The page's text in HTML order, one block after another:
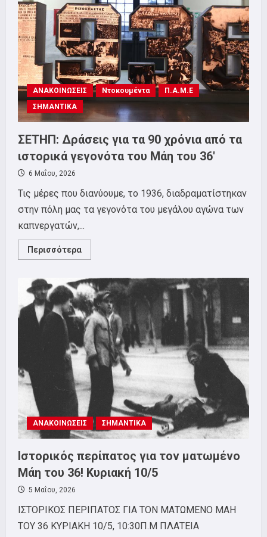
Νατοϊκό
Στρατηγείο
στο
Γ’
Σώμα
Στρατού
και
πορεία
στους
δρόμους
της
πόλης.
ΑΝΑΚΟΙΝΩΣΕΙΣ Ντοκουμέντα
Π.Α.Μ.Ε
ΣΗΜΑΝΤΙΚΑ
ΣΕΤΗΠ: Δράσεις για τα 90 χρόνια από τα
ιστορικά γεγονότα του Μάη του 36′
6 Μαΐου, 2026
Τις μέρες που διανύουμε, το 1936, διαδραματίστηκαν
στην πόλη μας τα γεγονότα του μεγάλου αγώνα των
καπνεργατών,...
Περισσότερα
more
Δράσεις
για
τα
90
χρόνια
από
τα
ιστορικά
γεγονότα
του
Μάη
του
36′
ΑΝΑΚΟΙΝΩΣΕΙΣ ΣΗΜΑΝΤΙΚΑ
Ιστορικός περίπατος για τον ματωμένο
Μάη του 36! Κυριακή 10/5
5 Μαΐου, 2026
ΙΣΤΟΡΙΚΟΣ ΠΕΡΙΠΑΤΟΣ ΓΙΑ ΤΟΝ ΜΑΤΩΜΕΝΟ ΜΑΗ
ΤΟΥ 36 ΚΥΡΙΑΚΗ 10/5, 10:30Π.Μ ΠΛΑΤΕΙΑ